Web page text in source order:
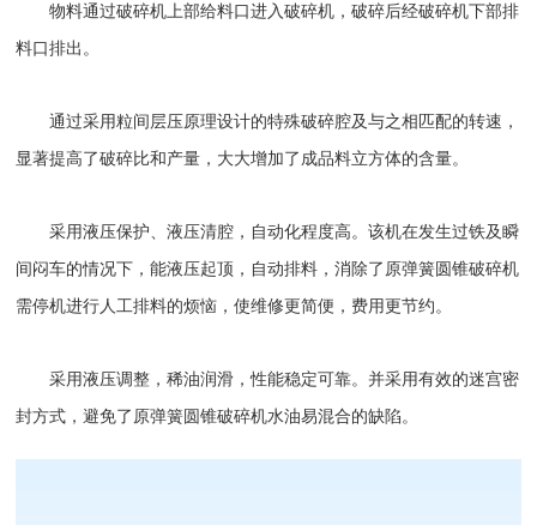
物料通过破碎机上部给料口进入破碎机，破碎后经破碎机下部排
料口排出。
通过采用粒间层压原理设计的特殊破碎腔及与之相匹配的转速，
显著提高了破碎比和产量，大大增加了成品料立方体的含量。
采用液压保护、液压清腔，自动化程度高。该机在发生过铁及瞬
间闷车的情况下，能液压起顶，自动排料，消除了原弹簧圆锥破碎机
需停机进行人工排料的烦恼，使维修更简便，费用更节约。
采用液压调整，稀油润滑，性能稳定可靠。并采用有效的迷宫密
封方式，避免了原弹簧圆锥破碎机水油易混合的缺陷。